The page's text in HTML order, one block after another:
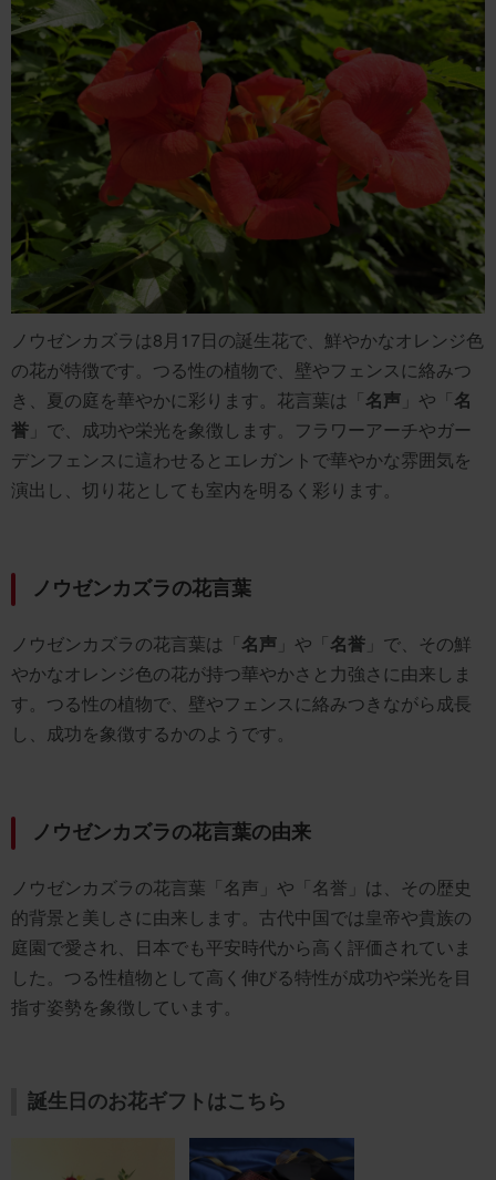
ノウゼンカズラは8月17日の誕生花で、鮮やかなオレンジ色
の花が特徴です。つる性の植物で、壁やフェンスに絡みつ
き、夏の庭を華やかに彩ります。花言葉は「名声 」や「名
誉 」で、成功や栄光を象徴します。フラワーアーチやガー
デンフェンスに這わせるとエレガントで華やかな雰囲気を
演出し、切り花としても室内を明るく彩ります。
ノウゼンカズラの花言葉
ノウゼンカズラの花言葉は「名声 」や「名誉 」で、その鮮
やかなオレンジ色の花が持つ華やかさと力強さに由来しま
す。つる性の植物で、壁やフェンスに絡みつきながら成長
し、成功を象徴するかのようです。
ノウゼンカズラの花言葉の由来
ノウゼンカズラの花言葉「名声」や「名誉」は、その歴史
的背景と美しさに由来します。古代中国では皇帝や貴族の
庭園で愛され、日本でも平安時代から高く評価されていま
した。つる性植物として高く伸びる特性が成功や栄光を目
指す姿勢を象徴しています。
誕生日のお花ギフトはこちら